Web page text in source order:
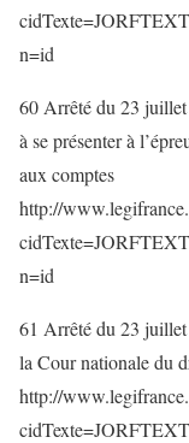
n=id
60 Arrêté du 23
à se présenter à
aux comptes
http://
n=id
61 Arrêté du 23 juillet
la Cour nationale du
http://